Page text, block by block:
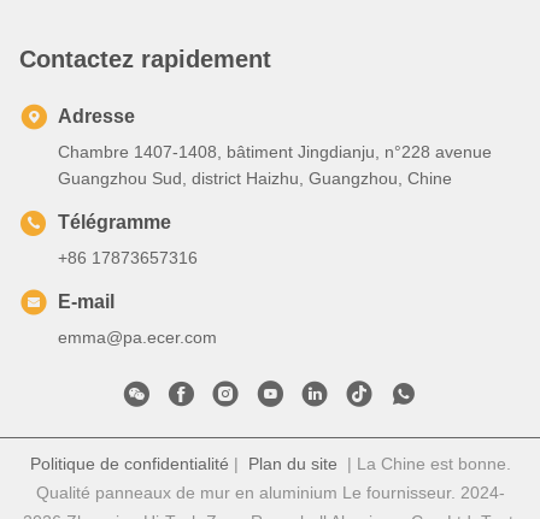
Contactez rapidement
Adresse
Chambre 1407-1408, bâtiment Jingdianju, n°228 avenue
Guangzhou Sud, district Haizhu, Guangzhou, Chine
Télégramme
+86 17873657316
E-mail
emma@pa.ecer.com
Politique de confidentialité | Plan du site | La Chine est bonne.
Qualité panneaux de mur en aluminium Le fournisseur. 2024-